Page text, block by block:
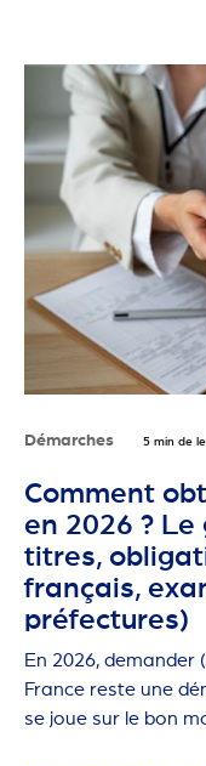
Démarches 5 min de
Comment
en 2026 ?
titres,
français,
préfectures)
En 2026, demander
France reste une
se joue sur le bon